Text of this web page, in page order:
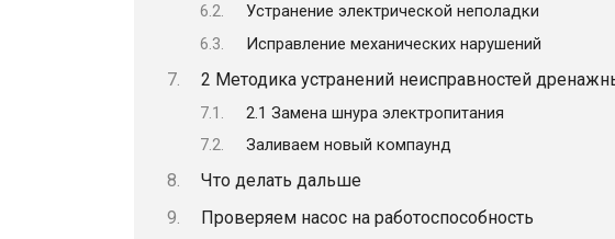
Устранение электрической неполадки
Исправление механических нарушений
2 Методика устранений неисправностей
2.1 Замена шнура электропитания
Заливаем новый компаунд
Что делать дальше
Проверяем насос на работоспособность